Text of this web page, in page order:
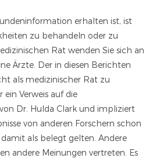
erhalten ist, ist
zu behandeln oder zu
Rat wenden Sie sich an
Ärzte. Der in diesen Berichten
als medizinischer Rat zu
ein Verweis auf die
Dr. Hulda Clark und impliziert
von anderen Forschern schon
als belegt gelten. Andere
andere Meinungen vertreten. Es